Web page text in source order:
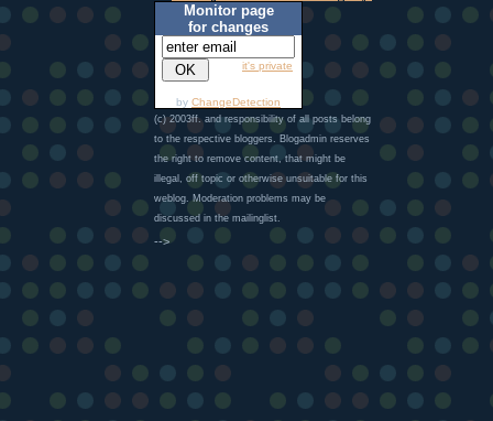
Monitor page
for changes
it's private
by ChangeDetection
(c) 2003ff. and responsibility of all posts belong
to the respective bloggers. Blogadmin reserves
the right to remove content, that might be
illegal, off topic or otherwise unsuitable for this
weblog. Moderation problems may be
discussed in the mailinglist.
-->